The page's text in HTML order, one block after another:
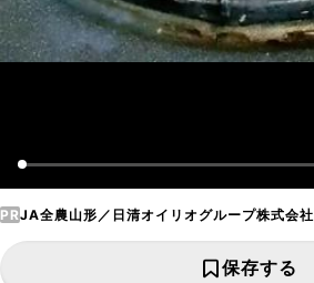
PRJA全農山形／日清オイリオグループ株式会社
保存する